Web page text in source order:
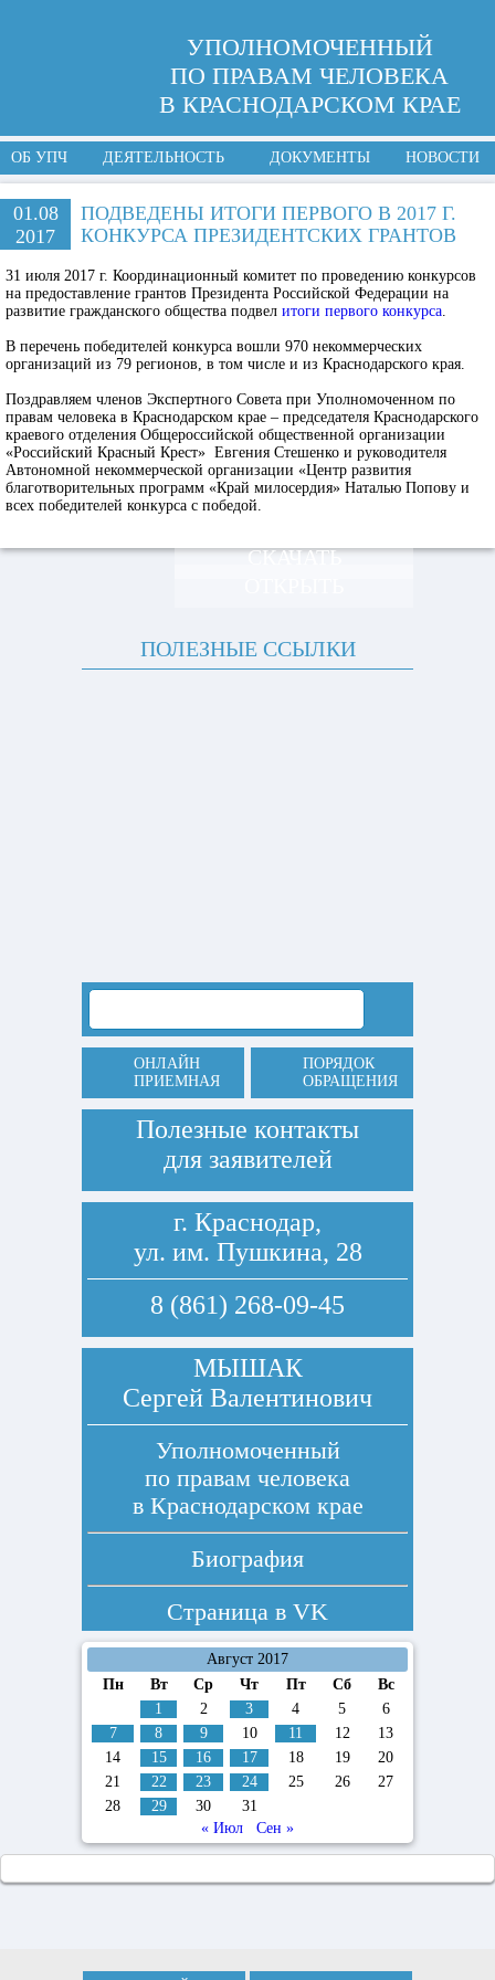
УПОЛНОМОЧЕННЫЙ
ПО ПРАВАМ ЧЕЛОВЕКА
В КРАСНОДАРСКОМ КРАЕ
ОБ УПЧ ДЕЯТЕЛЬНОСТЬ ДОКУМЕНТЫ НОВОСТИ
01.08
2017
ПОДВЕДЕНЫ ИТОГИ ПЕРВОГО В 2017 Г.
КОНКУРСА ПРЕЗИДЕНТСКИХ ГРАНТОВ
31 июля 2017 г. Координационный комитет по проведению конкурсов
на предоставление грантов Президента Российской Федерации на
развитие гражданского общества подвел итоги первого конкурса.
В перечень победителей конкурса вошли 970 некоммерческих
организаций из 79 регионов, в том числе и из Краснодарского края.
Поздравляем членов Экспертного Совета при Уполномоченном по
правам человека в Краснодарском крае – председателя Краснодарского
краевого отделения Общероссийской общественной организации
«Российский Красный Крест» Евгения Стешенко и руководителя
Автономной некоммерческой организации «Центр развития
благотворительных программ «Край милосердия» Наталью Попову и
всех победителей конкурса с победой.
СКАЧАТЬ
ПОЛЕЗНЫЕ ССЫЛКИ
ОНЛАЙН
ПРИЕМНАЯ
ПОРЯДОК
ОБРАЩЕНИЯ
Полезные контакты
для заявителей
г. Краснодар,
ул. им. Пушкина, 28
8 (861) 268-09-45
МЫШАК
Сергей Валентинович
Уполномоченный
по правам человека
в Краснодарском крае
Биография
Страница в VK
Август 2017
Пн
Вт Ср Чт Пт Сб
Вс
1
2 3 4 5
6
7
8 9 10 11 12
13
14
15 16 17 18 19
20
21
22 23 24 25 26
27
28
29 30
31
« Июл
Сен »